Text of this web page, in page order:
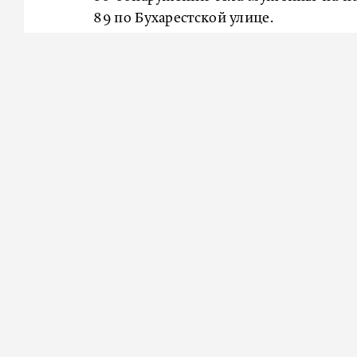
89 по Бухарестской улице.